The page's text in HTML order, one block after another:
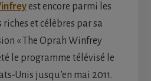
est encore parmi les
riches et célèbres par sa
« The Oprah Winfrey
le programme télévisé le
Unis jusqu’en mai 2011.